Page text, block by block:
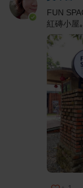
FUN
紅磚小屋｡